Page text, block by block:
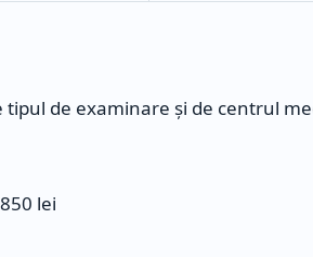
de examinare și de centrul
lei